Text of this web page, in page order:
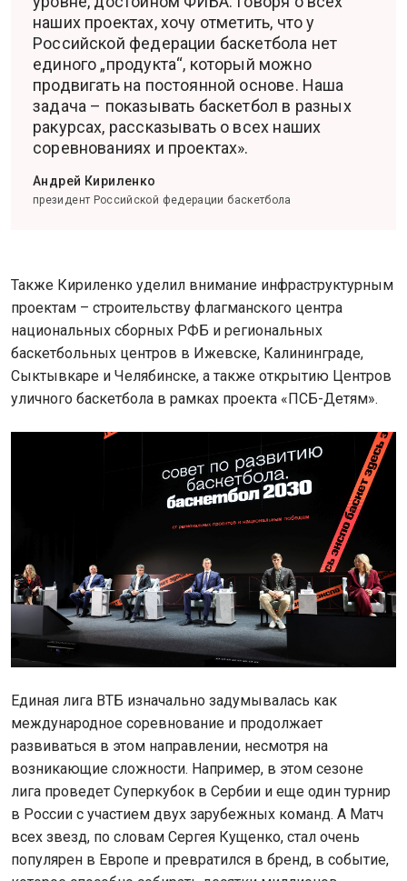
наших проектах, хочу отметить, что у
Российской федерации баскетбола нет
единого „продукта“, который можно
продвигать на постоянной основе. Наша
задача – показывать баскетбол в разных
ракурсах, рассказывать о всех наших
соревнованиях и проектах».
Андрей Кириленко
президент Российской федерации баскетбола
Также Кириленко уделил внимание инфраструктурным
проектам – строительству флагманского центра
национальных сборных РФБ и региональных
баскетбольных центров в Ижевске, Калининграде,
Сыктывкаре и Челябинске, а также открытию Центров
уличного баскетбола в рамках проекта «ПСБ-Детям».
Единая лига ВТБ изначально задумывалась как
международное соревнование и продолжает
развиваться в этом направлении, несмотря на
возникающие сложности. Например, в этом сезоне
лига проведет Суперкубок в Сербии и еще один турнир
в России с участием двух зарубежных команд. А Матч
всех звезд, по словам Сергея Кущенко, стал очень
популярен в Европе и превратился в бренд, в событие,